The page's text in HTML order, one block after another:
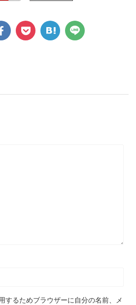
するためブラウザーに自分の名前、メ